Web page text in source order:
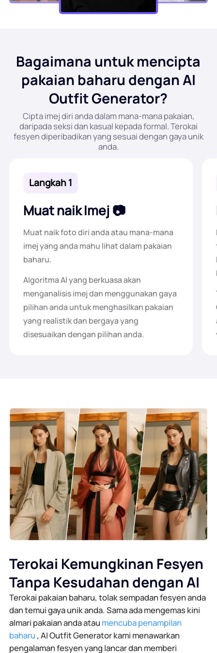
Bagaimana untuk mencipta
pakaian baharu dengan AI
Outfit Generator?
Cipta imej diri anda dalam mana-mana pakaian,
daripada seksi dan kasual kepada formal. Terokai
fesyen diperibadikan yang sesuai dengan gaya unik
anda.
Langkah 1
Muat naik Imej
Muat naik foto diri anda atau mana-mana
imej yang anda mahu lihat dalam pakaian
baharu.
Algoritma AI yang berkuasa akan
menganalisis imej dan menggunakan gaya
pilihan anda untuk menghasilkan pakaian
yang realistik dan bergaya yang
disesuaikan dengan pilihan anda.
Terokai Kemungkinan Fesyen
Tanpa Kesudahan dengan AI
Terokai pakaian baharu, tolak sempadan fesyen anda
dan temui gaya unik anda. Sama ada mengemas kini
almari pakaian anda atau mencuba penampilan
baharu , AI Outfit Generator kami menawarkan
pengalaman fesyen yang lancar dan memberi